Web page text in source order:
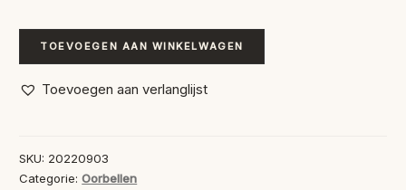
Handgemaakte
Statement
Oorbellen
aantal
TOEVOEGEN AAN WINKELWAGEN
Toevoegen aan verlanglijst
SKU: 20220903
Categorie:Oorbellen